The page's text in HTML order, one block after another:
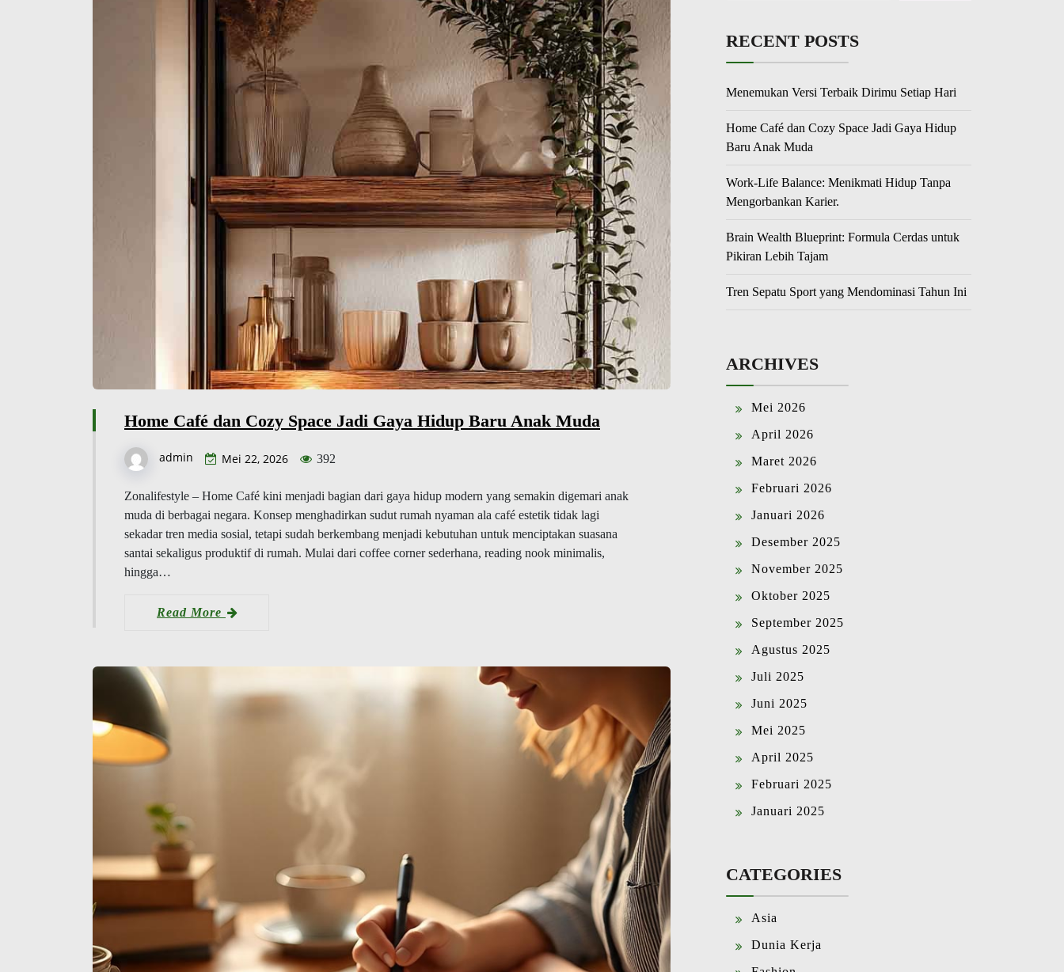
Home Café dan Cozy Space Jadi Gaya Hidup Baru Anak Muda
admin Mei 22, 2026 392
Zonalifestyle – Home Café kini menjadi bagian dari gaya hidup modern yang semakin digemari anak
muda di berbagai negara. Konsep menghadirkan sudut rumah nyaman ala café estetik tidak lagi
sekadar tren media sosial, tetapi sudah berkembang menjadi kebutuhan untuk menciptakan suasana
santai sekaligus produktif di rumah. Mulai dari coffee corner sederhana, reading nook minimalis,
hingga…
Read More
RECENT POSTS
Menemukan Versi Terbaik Dirimu Setiap Hari
Home Café dan Cozy Space Jadi Gaya Hidup
Baru Anak Muda
Work-Life Balance: Menikmati Hidup Tanpa
Mengorbankan Karier.
Brain Wealth Blueprint: Formula Cerdas untuk
Pikiran Lebih Tajam
Tren Sepatu Sport yang Mendominasi Tahun Ini
ARCHIVES
Mei 2026
April 2026
Maret 2026
Februari 2026
Januari 2026
Desember 2025
November 2025
Oktober 2025
September 2025
Agustus 2025
Juli 2025
Juni 2025
Mei 2025
April 2025
Februari 2025
Januari 2025
CATEGORIES
Asia
Dunia Kerja